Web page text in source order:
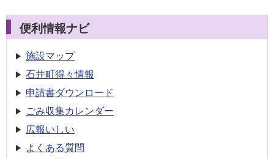
便利情報ナビ
施設マップ
石井町得々情報
申請書ダウンロード
ごみ収集カレンダー
広報いしい
よくある質問